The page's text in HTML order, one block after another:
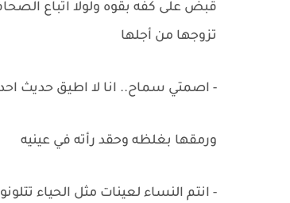
قبض على كفه بقوه ولولا اتباع
تزوجها من أجلها
- اصمتي سماح.. انا لا اطيق حديث
ورمقها بغلظه وحقد رأته في عينيه
- انتم النساء لعينات مثل الحياء